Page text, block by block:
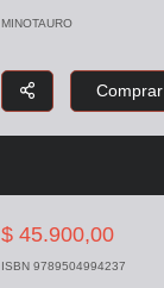
MINOTAURO
Comprar
$ 45.900,00
ISBN 9789504994237